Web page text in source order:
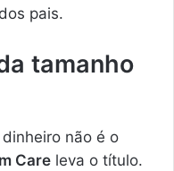
pais.
tamanho
não é o
Care leva o título.